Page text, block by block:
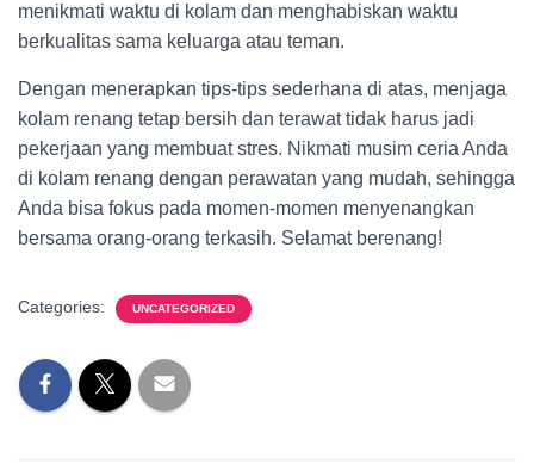
menikmati waktu di kolam dan menghabiskan waktu
berkualitas sama keluarga atau teman.
Dengan menerapkan tips-tips sederhana di atas, menjaga
kolam renang tetap bersih dan terawat tidak harus jadi
pekerjaan yang membuat stres. Nikmati musim ceria Anda
di kolam renang dengan perawatan yang mudah, sehingga
Anda bisa fokus pada momen-momen menyenangkan
bersama orang-orang terkasih. Selamat berenang!
Categories: UNCATEGORIZED